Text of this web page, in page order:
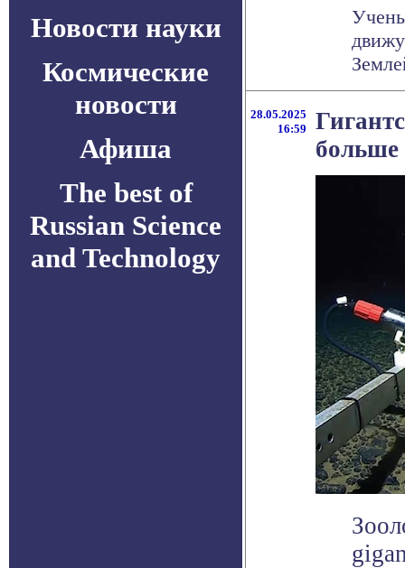
Новости науки
Космические
новости
Афиша
The best of
Russian Science
and Technology
28.05.2025
16:59
больше